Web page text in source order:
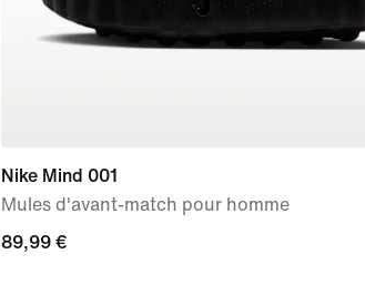
Nike Mind 001
Mules d'avant-match pour homme
89,99 €
89,99 €